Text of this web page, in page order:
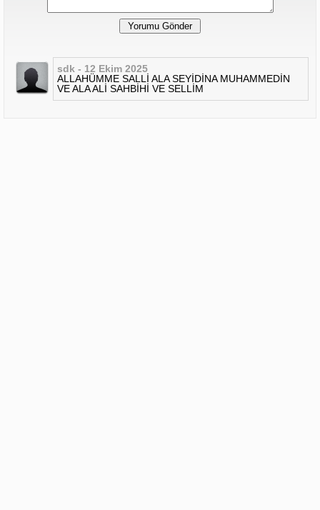
sdk - 12 Ekim 2025
ALLAHÜMME SALLİ ALA SEYİDİNA MUHAMMEDİN
VE ALA ALİ SAHBİHİ VE SELLİM